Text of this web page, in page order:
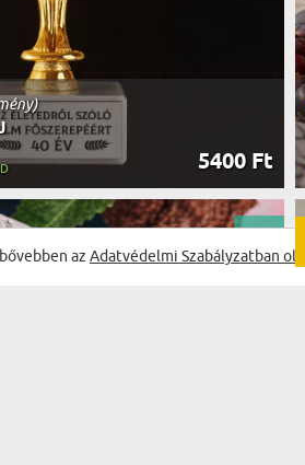
5400 Ft
az Adatvédelmi Szabályzatban